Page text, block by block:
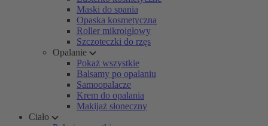
Maski do spania
Opaska kosmetyczna
Roller mikroigłowy
Szczoteczki do rzęs
Opalanie
Pokaż wszystkie
Balsamy po opalaniu
Samoopalacze
Krem do opalania
Makijaż słoneczny
Ciało